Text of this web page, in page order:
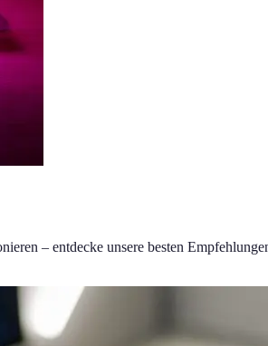
– entdecke unsere besten